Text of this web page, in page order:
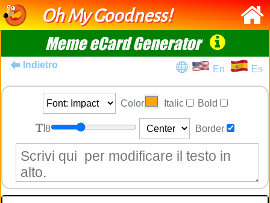
Oh My Goodness!
Meme eCard Generator
Indietro En Es
Color Italic Bold
8 Border